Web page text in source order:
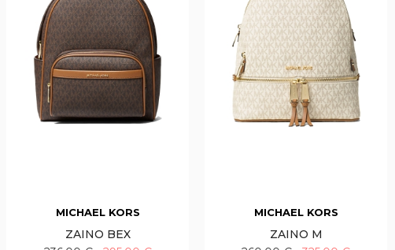
MICHAEL KORS
ZAINO BEX
MICHAEL KORS
ZAINO M